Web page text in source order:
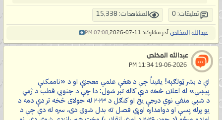
تعليقات: 0 المشاهدات: 15,338
عبدالله المخلص آخر مشاركة: 11-07-2026, 07:08 PM
عبدالله المخلص
اې د بشر ټولګېه! یقیناً چې د هغې علمي معجزې او د «ناممکنې
پيښې» له اعلان څخه درې کاله تېر شول: دا چې د جنوبي قطب د ژمي
د شپې منفي نوي درجې یخ او کنګل د ۲۰۲۳ له جولای څخه تر دې دمه د
یو پرله پسې او دوامداره اوړي فصل ته بدل شوی دی، سره له دې چې د